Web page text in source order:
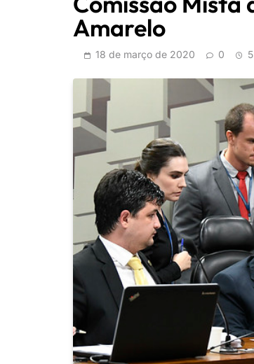
Amarelo
18 de março de 2020 0